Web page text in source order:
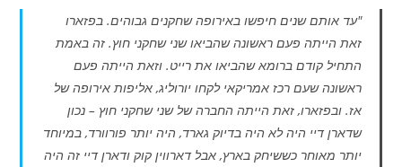
"עד אותם שנים חיפשו באירופה שחקנים גבוהים. בפזארו
זאת הייתה פעם ראשונה שהביאו שני שחקני חוץ. זה באמת
התחיל קודם ברומא שהביאו את רייט. וזאת הייתה פעם
ראשונה שעם רכז אמריקאי לקחו יורוליג, אליפות אירופה של
אז. ובפזארו, זאת הייתה החברה של שני שחקני חוץ – נכון
שדארן דיי היה לא היה בדיוק גארד, היה יותר פורוורד, במיוחד
יותר מאוחר כששיחק בארץ, אבל דארווין קוק ודארן דיי זה היה